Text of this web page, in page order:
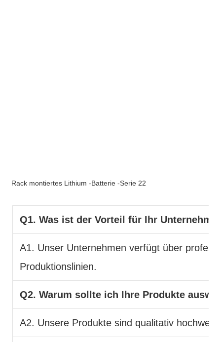
Q1. Was ist der Vorteil für Ihr
A1. Unser Unternehmen verfügt über
Produktionslinien.
Q2. Warum sollte ich Ihre Produkte
A2. Unsere Produkte sind qualitativ